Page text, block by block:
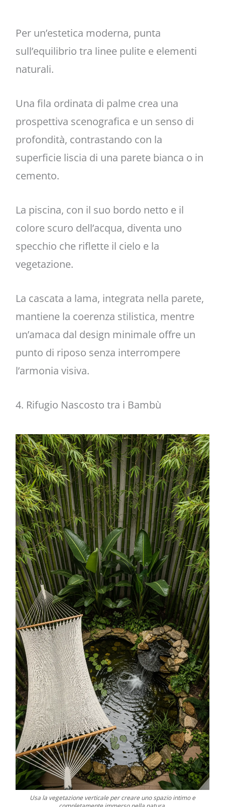
Per un’estetica moderna, punta
sull’equilibrio tra linee pulite e elementi
naturali.
Una fila ordinata di palme crea una
prospettiva scenografica e un senso di
profondità, contrastando con la
superficie liscia di una parete bianca o in
cemento.
La piscina, con il suo bordo netto e il
colore scuro dell’acqua, diventa uno
specchio che riflette il cielo e la
vegetazione.
La cascata a lama, integrata nella parete,
mantiene la coerenza stilistica, mentre
un’amaca dal design minimale offre un
punto di riposo senza interrompere
l’armonia visiva.
4. Rifugio Nascosto tra i Bambù
Usa la vegetazione verticale per creare uno spazio intimo e